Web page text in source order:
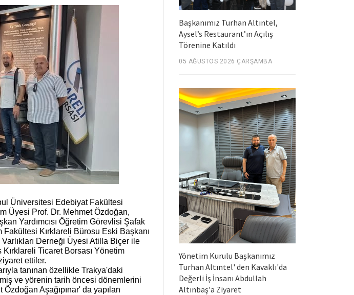
Üniversitesi Edebiyat Fakültesi
Üyesi Prof. Dr. Mehmet Özdoğan,
Yardımcısı Öğretim Görevlisi Şafak
Kırklareli Bürosu Eski Başkanı
Derneği Üyesi Atilla Biçer ile
Ticaret Borsası Yönetim
ettiler.
tanınan özellikle Trakya'daki
ve yörenin tarih öncesi dönemlerini
Aşağıpınar' da yapılan
Başkanımız Turhan Altıntel,
Aysel’s Restaurant’ın Açılış
Törenine Katıldı
05 AĞUSTOS 2026 ÇARŞAMBA
Yönetim Kurulu Başkanımız
Turhan Altıntel' den Kavaklı'da
Değerli İş İnsanı Abdullah
Altınbaş'a Ziyaret